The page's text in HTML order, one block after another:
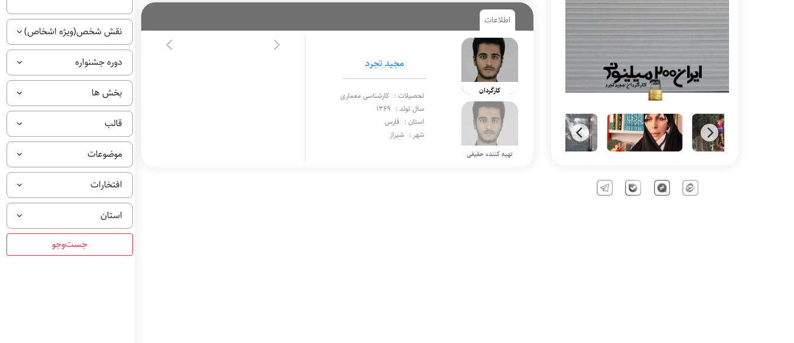
نقش شخص(ویژه اشخاص)
دوره جشنواره
بخش ها
قالب
موضوعات
افتخارات
استان
اطلاعات
کارگردان
تهیه کننده حقیقی
مجيد تجرد
تحصیلات : کارشناسی معماری
سال تولد : 1369
استان : فارس
شهر : شيراز